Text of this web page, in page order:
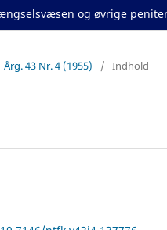
og øvrige
Årg. 43 Nr. 4 (1955) / Indhold